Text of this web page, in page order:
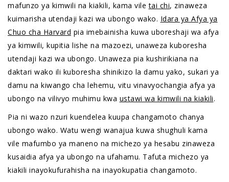
mafunzo ya kimwili na kiakili, kama viletai chi, zinaweza
kuimarisha utendaji kazi wa ubongo wako. Idara ya Afya ya
Chuo cha Harvard pia imebainisha kuwa uboreshaji wa afya
ya kimwili, kupitia lishe na mazoezi, unaweza kuboresha
utendaji kazi wa ubongo. Unaweza pia kushirikiana na
daktari wako ili kuboresha shinikizo la damu yako, sukari ya
damu na kiwango cha lehemu, vitu vinavyochangia afya ya
ubongo na vilivyo muhimu kwa ustawi wa kimwili na kiakili.
Pia ni wazo nzuri kuendelea kuupa changamoto chanya
ubongo wako. Watu wengi wanajua kuwa shughuli kama
vile mafumbo ya maneno na michezo ya hesabu zinaweza
kusaidia afya ya ubongo na ufahamu. Tafuta michezo ya
kiakili inayokufurahisha na inayokupatia changamoto.